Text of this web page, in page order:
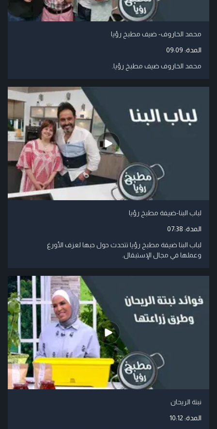
محمد الخاروف- ضيف مطبخ رؤيا
المدة: 09:09
محمد الخاروف ضيف مطبخ رؤيا.
لباب البنا-ضيفة مطبخ رؤيا
المدة: 07:38
لباب البنا ضيفة مطبخ رؤيا تتحدث حول حبها لعزف الأورغ
وعملها في مجال الإستبقال.
نبتة الريحان
المدة: 10:12